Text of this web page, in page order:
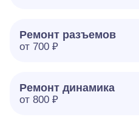
Ремонт разъемов
от 700 ₽
Ремонт динамика
от 800 ₽